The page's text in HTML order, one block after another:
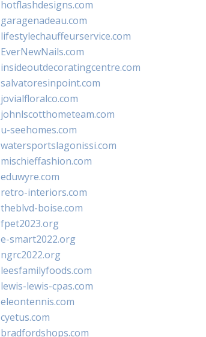
hotflashdesigns.com
garagenadeau.com
lifestylechauffeurservice.com
EverNewNails.com
insideoutdecoratingcentre.com
salvatoresinpoint.com
jovialfloralco.com
johnlscotthometeam.com
u-seehomes.com
watersportslagonissi.com
mischieffashion.com
eduwyre.com
retro-interiors.com
theblvd-boise.com
fpet2023.org
e-smart2022.org
ngrc2022.org
leesfamilyfoods.com
lewis-lewis-cpas.com
eleontennis.com
cyetus.com
bradfordshops.com